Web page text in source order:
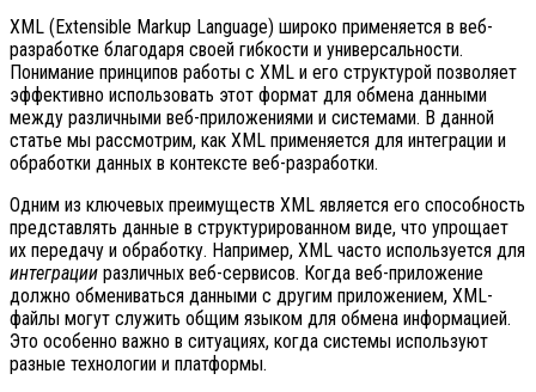
XML (Extensible Markup Language) широко применяется в веб-
разработке благодаря своей гибкости и универсальности.
Понимание принципов работы с XML и его структурой позволяет
эффективно использовать этот формат для обмена данными
между различными веб-приложениями и системами. В данной
статье мы рассмотрим, как XML применяется для интеграции и
обработки данных в контексте веб-разработки.
Одним из ключевых преимуществ XML является его способность
представлять данные в структурированном виде, что упрощает
их передачу и обработку. Например, XML часто используется для
интеграции различных веб-сервисов. Когда веб-приложение
должно обмениваться данными с другим приложением, XML-
файлы могут служить общим языком для обмена информацией.
Это особенно важно в ситуациях, когда системы используют
разные технологии и платформы.